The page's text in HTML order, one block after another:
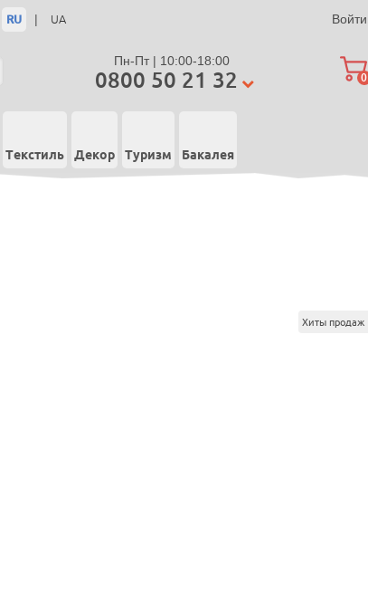
RU | UA Войти
Пн-Пт | 10:00-18:00
0800 50 21 32 0
Текстиль Декор Туризм Бакалея